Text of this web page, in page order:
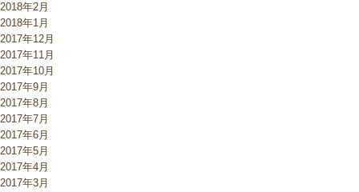
2018年2月
2018年1月
2017年12月
2017年11月
2017年10月
2017年9月
2017年8月
2017年7月
2017年6月
2017年5月
2017年4月
2017年3月